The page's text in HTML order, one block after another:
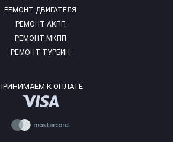
РЕМОНТ ДВИГАТЕЛЯ
РЕМОНТ АКПП
РЕМОНТ МКПП
РЕМОНТ ТУРБИН
К ОПЛАТЕ